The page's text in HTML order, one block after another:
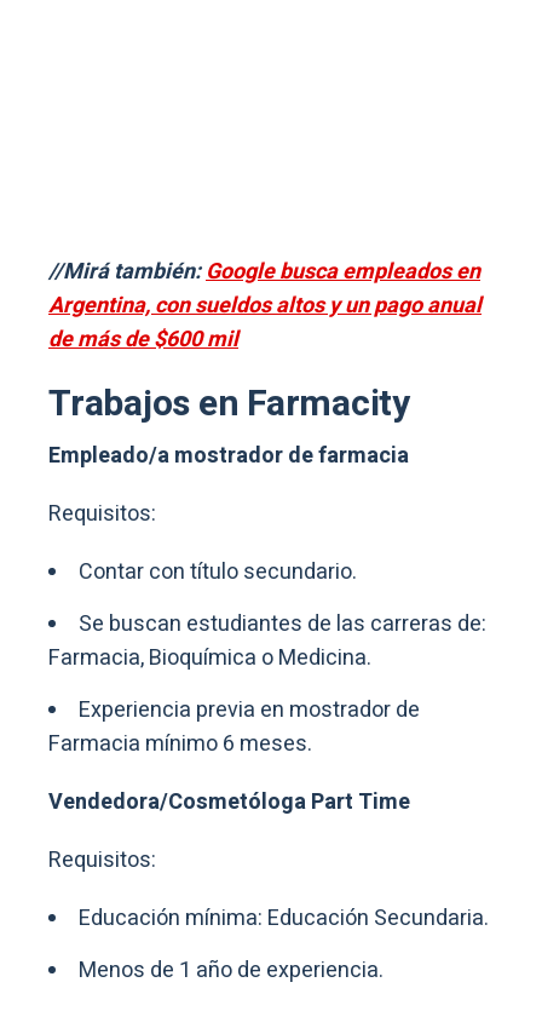
//Mirá también:Google busca empleados en
Argentina, con sueldos altos y un pago anual
de más de $600 mil
Trabajos en Farmacity
Empleado/a mostrador de farmacia
Requisitos:
Contar con título secundario.
Se buscan estudiantes de las carreras de:
Farmacia, Bioquímica o Medicina.
Experiencia previa en mostrador de
Farmacia mínimo 6 meses.
Vendedora/Cosmetóloga Part Time
Requisitos:
Educación mínima: Educación Secundaria.
Menos de 1 año de experiencia.